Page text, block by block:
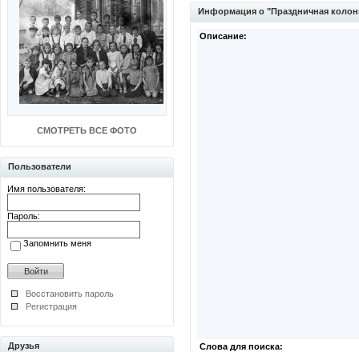
СМОТРЕТЬ ВСЕ ФОТО
Пользователи
Имя пользователя:
Пароль:
Запомнить меня
Восстановить пароль
Регистрация
Друзья
Информация о "Праздничная
Описание:
Слова для поиска: